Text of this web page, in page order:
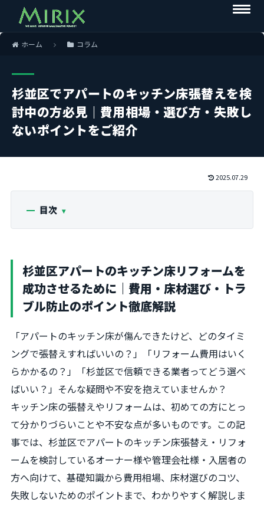
ホーム コラム
杉並区でアパートのキッチン床張替えを検
討中の方必見｜費用相場・選び方・失敗し
ないポイントをご紹介
2025.07.29
目次
杉並区アパートのキッチン床リフォームを
成功させるために｜費用・床材選び・トラ
ブル防止のポイント徹底解説
「アパートのキッチン床が傷んできたけど、どのタイミ
ングで張替えすればいいの？」「リフォーム費用はいく
らかかるの？」「杉並区で信頼できる業者ってどう選べ
ばいい？」そんな疑問や不安を抱えていませんか？
キッチン床の張替えやリフォームは、初めての方にとっ
て分かりづらいことや不安な点が多いものです。この記
事では、杉並区でアパートのキッチン床張替え・リフォ
ームを検討しているオーナー様や管理会社様・入居者の
方へ向けて、基礎知識から費用相場、床材選びのコツ、
失敗しないためのポイントまで、わかりやすく解説しま